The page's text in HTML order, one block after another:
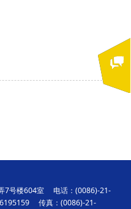
7号楼604室 电话：(0086)-21-
传真：(0086)-21-